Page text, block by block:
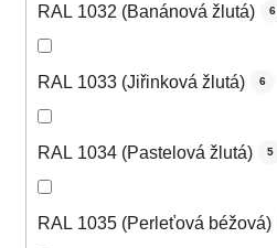
RAL 1032 (Banánová žlutá) 6
RAL 1033 (Jiřinková žlutá) 6
RAL 1034 (Pastelová žlutá) 5
RAL 1035 (Perleťová béžová)